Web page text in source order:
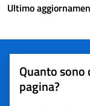
Ultimo
Quanto
pagina?